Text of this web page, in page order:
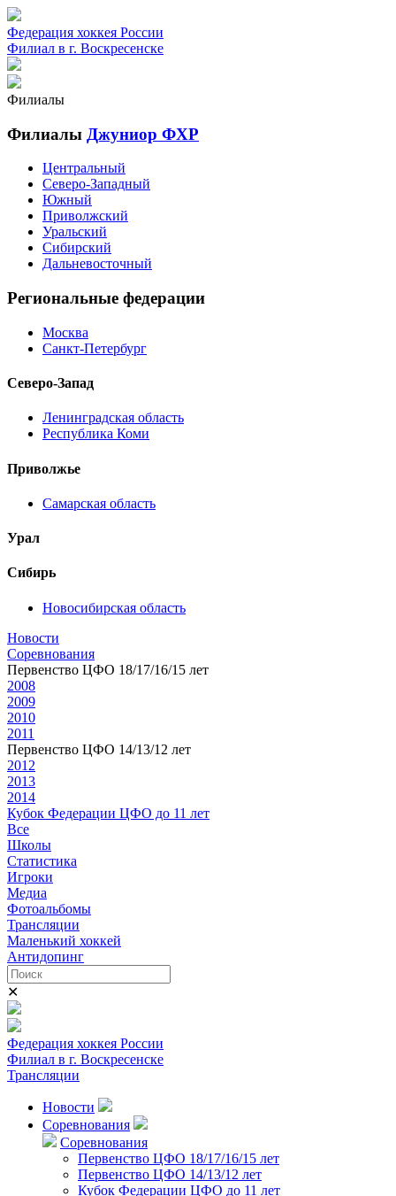
Федерация хоккея России
Филиал в г. Воскресенске
Филиалы
Филиалы Джуниор ФХР
Центральный
Северо-Западный
Южный
Приволжский
Уральский
Сибирский
Дальневосточный
Региональные федерации
Москва
Санкт-Петербург
Северо-Запад
Ленинградская область
Республика Коми
Приволжье
Самарская область
Урал
Сибирь
Новосибирская область
Новости
Соревнования
Первенство ЦФО 18/17/16/15 лет
2008
2009
2010
2011
Первенство ЦФО 14/13/12 лет
2012
2013
2014
Кубок Федерации ЦФО до 11 лет
Все
Школы
Статистика
Игроки
Медиа
Фотоальбомы
Трансляции
Маленький хоккей
Антидопинг
✕
Федерация хоккея России
Филиал в г. Воскресенске
Трансляции
Новости
Соревнования
Соревнования
Первенство ЦФО 18/17/16/15 лет
Первенство ЦФО 14/13/12 лет
Кубок Федерации ЦФО до 11 лет